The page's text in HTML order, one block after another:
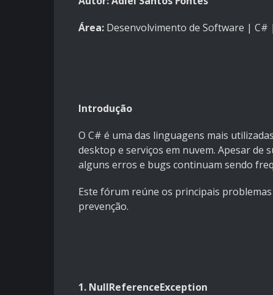
Área: Desenvolvimento de Software | C#
Introdução
O C# é uma das linguagens mais
desktop e serviços em nuvem. Apesar de
alguns erros e bugs continuam sendo
Este fórum reúne os principais
prevenção.
1. NullReferenceException